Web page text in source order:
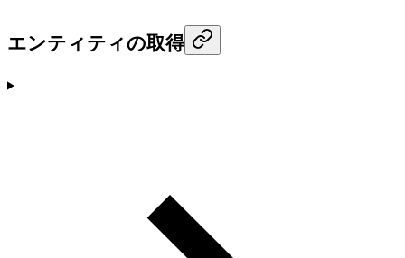
エンティティの取得